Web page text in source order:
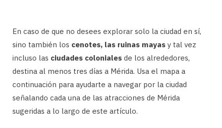
En caso de que no desees explorar solo la ciudad en sí,
sino también los cenotes, las ruinas mayas y tal vez
incluso las ciudades coloniales de los alrededores,
destina al menos tres días a Mérida. Usa el mapa a
continuación para ayudarte a navegar por la ciudad
señalando cada una de las atracciones de Mérida
sugeridas a lo largo de este artículo.